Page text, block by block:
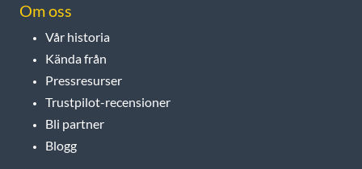
Om oss
Vår historia
Kända från
Pressresurser
Trustpilot-recensioner
Bli partner
Blogg